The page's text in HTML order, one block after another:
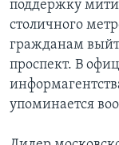
поддержку
столичного
гражданам
проспект. В
упоминается